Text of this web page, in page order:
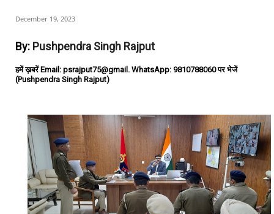
December 19, 2023
By: Pushpendra Singh Rajput
हमें ख़बरें Email: psrajput75@gmail. WhatsApp: 9810788060 पर भेजें
(Pushpendra Singh Rajput)